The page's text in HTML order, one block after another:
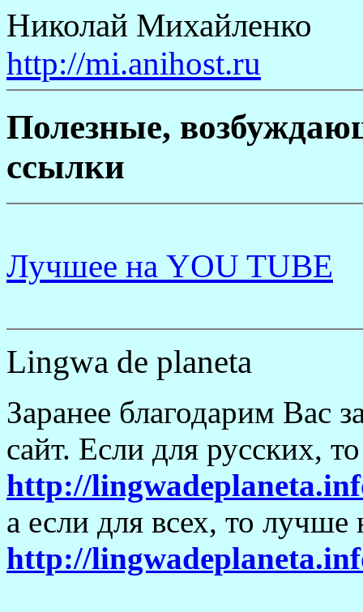
Николай Михайленко
http://mi.anihost.ru
Полезные,
ссылки
Лучшее на YOU TUBE
Lingwa de planeta
Заранее благодарим Вас
сайт. Если для русских,
http://
а если для всех, то
http://